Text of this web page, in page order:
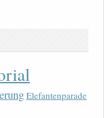
Elefantenparade